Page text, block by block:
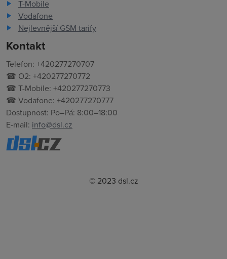
T-Mobile
Vodafone
Nejlevnější GSM tarify
Kontakt
Telefon: +420277270707
☎ O2: +420277270772
☎ T-Mobile: +420277270773
☎ Vodafone: +420277270777
Dostupnost: Po–Pá: 8:00–18:00
E-mail: info@dsl.cz
© 2023 dsl.cz